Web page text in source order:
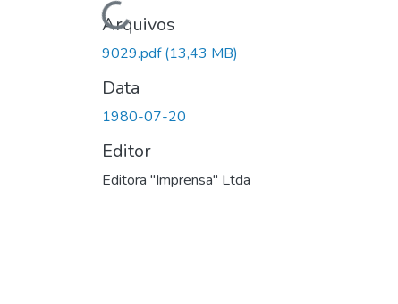
Carregando...
Arquivos
9029.pdf(13,43 MB)
Data
1980-07-20
Editor
Editora "Imprensa" Ltda